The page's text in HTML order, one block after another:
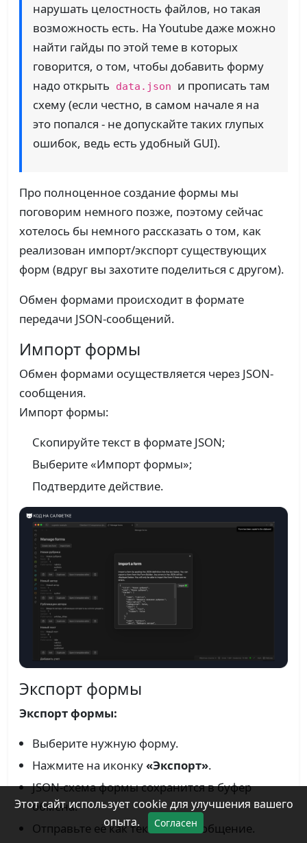
нарушать целостность файлов, но такая
возможность есть. На Youtube даже можно
найти гайды по этой теме в которых
говорится, о том, чтобы добавить форму
надо открыть
data.json
и прописать там
схему (если честно, в самом начале я на
это попался - не допускайте таких глупых
ошибок, ведь есть удобный GUI).
Про полноценное создание формы мы
поговорим немного позже, поэтому сейчас
хотелось бы немного рассказать о том, как
реализован импорт/экспорт существующих
форм (вдруг вы захотите поделиться с другом).
Обмен формами происходит в формате
передачи JSON-сообщений.
Импорт формы
Обмен формами осуществляется через JSON-
сообщения.
Импорт формы:
Скопируйте текст в формате JSON;
Выберите «Импорт формы»;
Подтвердите действие.
Экспорт формы
Экспорт формы:
Выберите нужную форму.
Нажмите на иконку«Экспорт».
JSON-схема формы сохранится в буфер
обмена.
Отправьте её как текстовое сообщение.
Этот сайт использует cookie для улучшения вашего
опыта.
Согласен